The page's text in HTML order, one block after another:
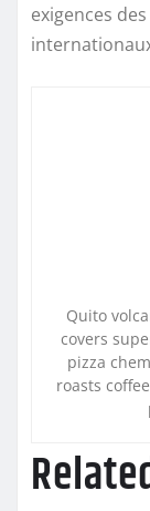
exigences
Quito
covers
pizza
roasts